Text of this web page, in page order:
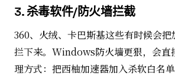
3. 杀毒软件/防火墙拦截
360、火绒、卡巴斯基这些有时候会
拦下来。Windows防火墙更狠，会直
理方式：把西柚加速器加入杀软白名